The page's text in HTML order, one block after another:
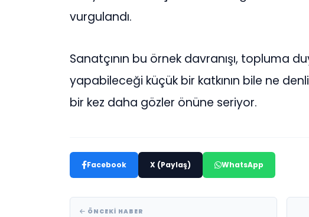
vurgulandı.
Sanatçının bu örnek davranışı, topluma
yapabileceği küçük bir katkının bile ne
bir kez daha gözler önüne seriyor.
Facebook X (Paylaş) WhatsApp
ÖNCEKI HABER